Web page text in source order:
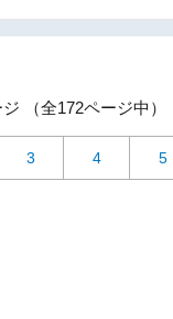
（全172ページ中）
3 4 5